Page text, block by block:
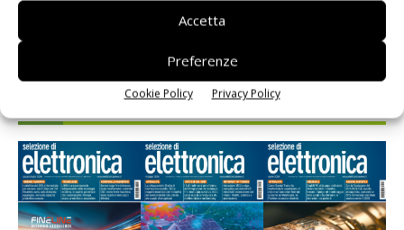
Accetta
Preferenze
Cookie Policy Privacy Policy